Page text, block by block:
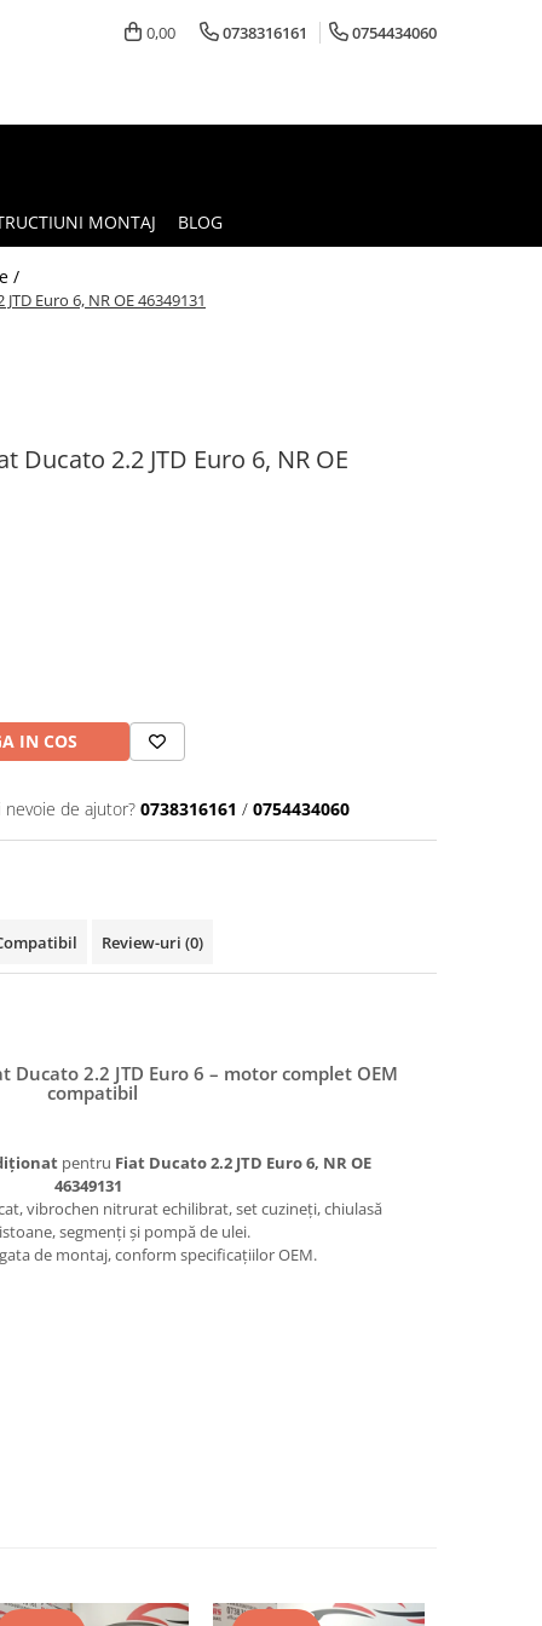
0,00 0738316161 0754434060
MONTAJ BLOG
/
Euro 6, NR OE 46349131
2.2 JTD Euro 6, NR OE
IN COS
nevoie de ajutor? 0738316161 / 0754434060
Review-uri (0)
2.2 JTD Euro 6 – motor complet OEM
compatibil
pentru Fiat Ducato 2.2 JTD Euro 6, NR OE
46349131
vibrochen nitrurat echilibrat, set cuzineți, chiulasă
segmenți și pompă de ulei.
de montaj, conform specificațiilor OEM.